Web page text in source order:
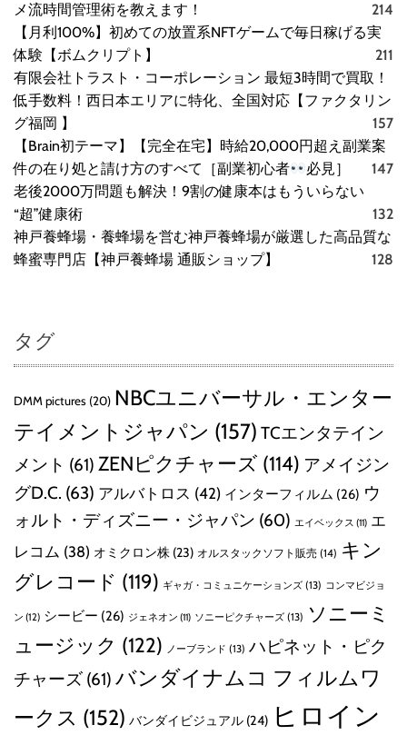
メ流時間管理術を教えます！
214
【月利100%】初めての放置系NFTゲームで毎日稼げる実
体験【ボムクリプト】
211
有限会社トラスト・コーポレーション 最短3時間で買取！
低手数料！西日本エリアに特化、全国対応【ファクタリン
グ福岡 】
157
【Brain初テーマ】【完全在宅】時給20,000円超え副業案
件の在り処と請け方のすべて［副業初心者
必見］
147
老後2000万問題も解決！9割の健康本はもういらない
“超”健康術
132
神戸養蜂場・養蜂場を営む神戸養蜂場が厳選した高品質な
蜂蜜専門店【神戸養蜂場 通販ショップ】
128
タグ
DMM pictures (20) NBCユニバーサル・エンター
テイメントジャパン (157) TCエンタテイン
メント (61) ZENピクチャーズ (114) アメイジン
グD.C. (63) アルバトロス (42) インターフィルム (26) ウ
ォルト・ディズニー・ジャパン (60) エイベックス (11) エ
レコム (38) オミクロン株 (23) オルスタックソフト販売 (14) キン
グレコード (119) ギャガ・コミュニケーションズ (13) コンマビジョ
ン (12) シービー (26) ジェネオン (11) ソニーピクチャーズ (13) ソニーミ
ュージック (122) ノーブランド (13) ハピネット・ピク
チャーズ (61) バンダイナムコ フィルムワ
ークス (152) バンダイビジュアル (24) ヒロイン